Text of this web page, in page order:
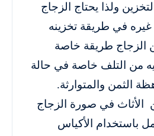
ولذا يحتاج الزجاج
في طريقة تخزينه
الزجاج طريقة خاصة
من التلف خاصة في حالة
الثمن والمتوارثة.
الأثاث في صورة الزجاج
باستخدام الأكياس